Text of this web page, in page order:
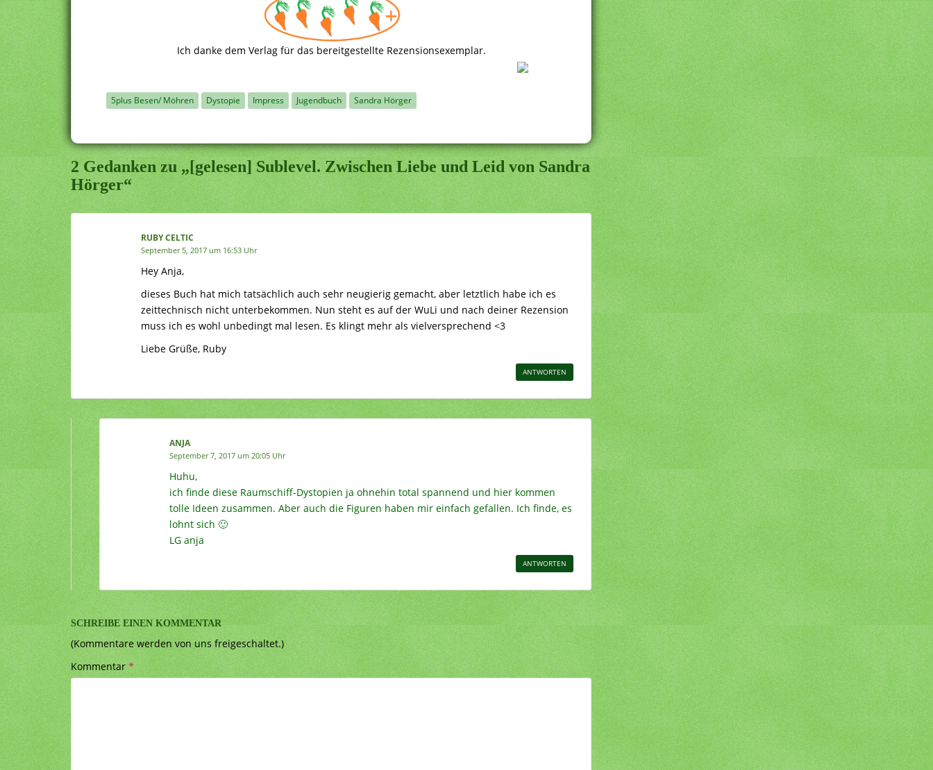
Ich danke dem Verlag für das bereitgestellte Rezensionsexemplar.
5plus Besen/ Möhren Dystopie Impress Jugendbuch Sandra Hörger
2 Gedanken zu „[gelesen] Sublevel. Zwischen Liebe und Leid von Sandra
Hörger“
RUBY CELTIC
September 5, 2017 um 16:53 Uhr
Hey Anja,
dieses Buch hat mich tatsächlich auch sehr neugierig gemacht, aber letztlich habe ich es
zeittechnisch nicht unterbekommen. Nun steht es auf der WuLi und nach deiner Rezension
muss ich es wohl unbedingt mal lesen. Es klingt mehr als vielversprechend <3
Liebe Grüße, Ruby
ANTWORTEN
ANJA
September 7, 2017 um 20:05 Uhr
Huhu,
ich finde diese Raumschiff-Dystopien ja ohnehin total spannend und hier kommen
tolle Ideen zusammen. Aber auch die Figuren haben mir einfach gefallen. Ich finde, es
lohnt sich 🙂
LG anja
ANTWORTEN
SCHREIBE EINEN KOMMENTAR
(Kommentare werden von uns freigeschaltet.)
Kommentar*